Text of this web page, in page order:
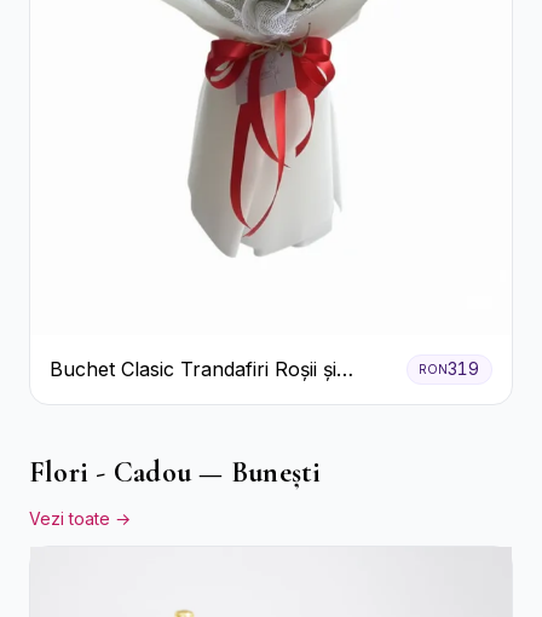
Buchet Clasic Trandafiri Roșii și
Eucalipt
RON319
Flori - Cadou — Bunești
Vezi toate →